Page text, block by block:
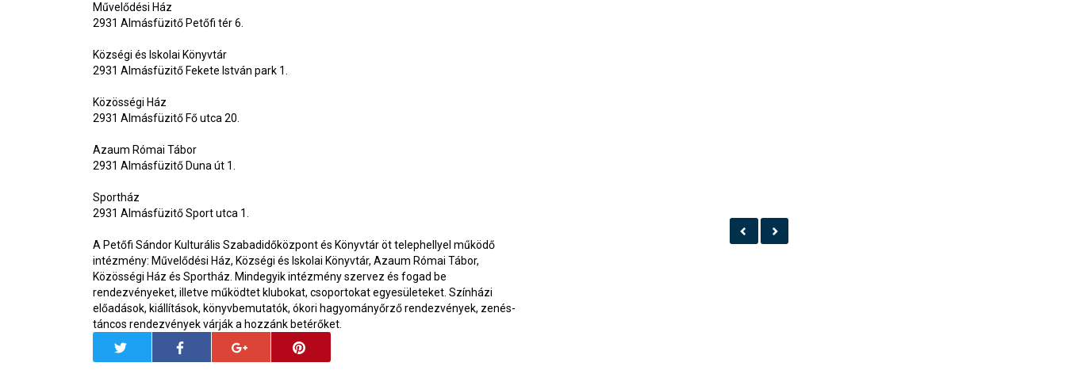
Művelődési Ház
2931 Almásfüzitő Petőfi tér 6.
Községi és Iskolai Könyvtár
2931 Almásfüzitő Fekete István park 1.
Közösségi Ház
2931 Almásfüzitő Fő utca 20.
Azaum Római Tábor
2931 Almásfüzitő Duna út 1.
Sportház
2931 Almásfüzitő Sport utca 1.
A Petőfi Sándor Kulturális Szabadidőközpont és Könyvtár öt telephellyel működő
intézmény: Művelődési Ház, Községi és Iskolai Könyvtár, Azaum Római Tábor,
Közösségi Ház és Sportház. Mindegyik intézmény szervez és fogad be
rendezvényeket, illetve működtet klubokat, csoportokat egyesületeket. Színházi
előadások, kiállítások, könyvbemutatók, ókori hagyományőrző rendezvények, zenés-
táncos rendezvények várják a hozzánk betérőket.